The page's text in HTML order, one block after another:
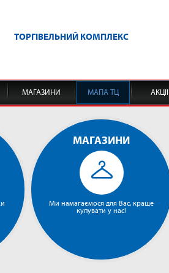
ТОРГІВЕЛЬНИЙ КОМПЛЕКС
МАГАЗИНИ МАПА ТЦ
МАГАЗИНИ
Ми намагаємося для Вас, краще
купувати у нас!